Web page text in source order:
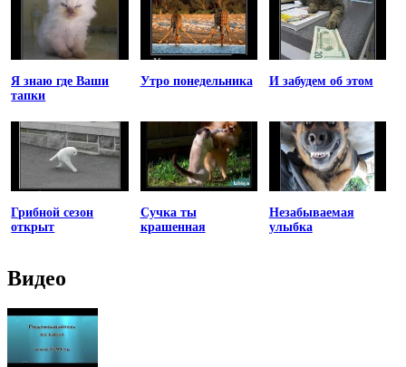
Я знаю где Ваши
тапки
Утро понедельника И забудем об этом
Грибной сезон
открыт
Сучка ты
крашенная
Незабываемая
улыбка
Видео